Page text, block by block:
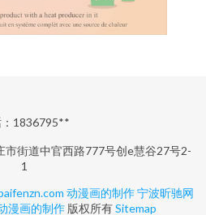
：1836795**
市街道中官西路777号创e慧谷27号2-
1
动漫画的制作 宁波昕驰网
漫画的制作 版权所有Sitemap